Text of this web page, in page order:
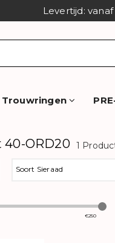
Levertijd:
Trouwringen
ORD20 1
Soort Sieraad
€250